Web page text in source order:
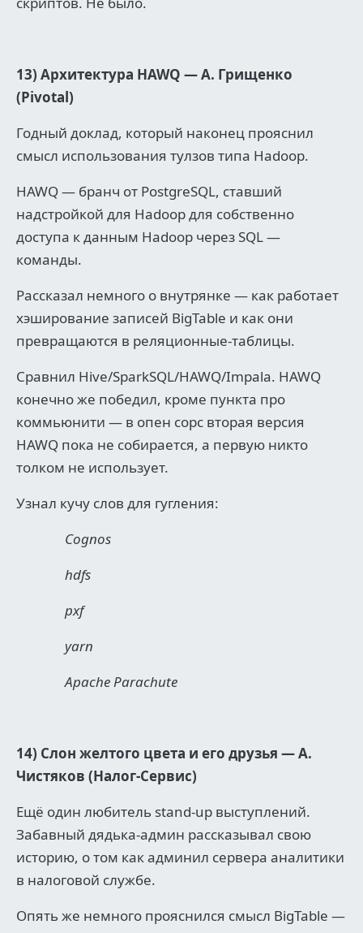
13) Архитектура HAWQ — А. Грищенко
(Pivotal)
Годный доклад, который наконец прояснил
смысл использования тулзов типа Hadoop.
HAWQ — бранч от PostgreSQL, ставший
надстройкой для Hadoop для собственно
доступа к данным Hadoop через SQL —
команды.
Рассказал немного о внутрянке — как работает
хэширование записей BigTable и как они
превращаются в реляционные-таблицы.
Сравнил Hive/SparkSQL/HAWQ/Impala. HAWQ
конечно же победил, кроме пункта про
коммьюнити — в опен сорс вторая версия
HAWQ пока не собирается, а первую никто
толком не использует.
Узнал кучу слов для гугления:
Cognos
hdfs
pxf
yarn
Apache Parachute
14) Слон желтого цвета и его друзья — А.
Чистяков (Налог-Сервис)
Ещё один любитель stand-up выступлений.
Забавный дядька-админ рассказывал свою
историю, о том как админил сервера аналитики
в налоговой службе.
Опять же немного прояснился смысл BigTable —